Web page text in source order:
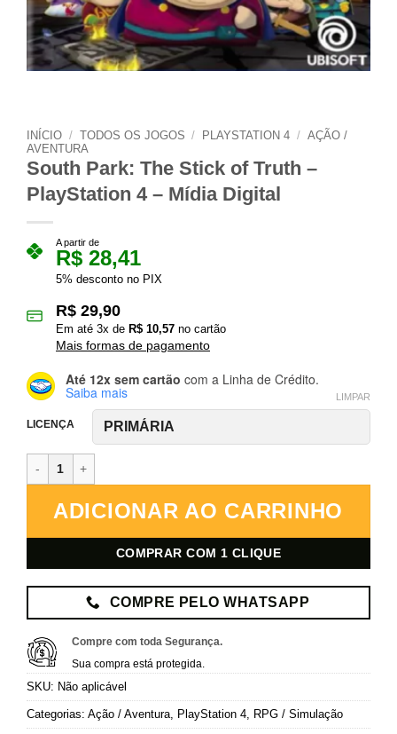
INÍCIO / TODOS OS JOGOS / PLAYSTATION 4 / AÇÃO /
AVENTURA
South Park: The Stick of Truth –
PlayStation 4 – Mídia Digital
A partir de
R$ 28,41
5% desconto no PIX
R$ 29,90
Em até 3x de R$ 10,57 no cartão
Mais formas de pagamento
Até 12x sem cartão com a Linha de Crédito.
Saiba mais
LICENÇA
LIMPAR
ADICIONAR AO CARRINHO
COMPRAR COM 1 CLIQUE
COMPRE PELO WHATSAPP
Compre com toda Segurança.
Sua compra está protegida.
SKU: Não aplicável
Categorias: Ação / Aventura PlayStation 4 RPG / Simulação